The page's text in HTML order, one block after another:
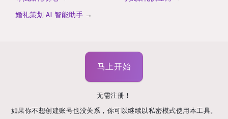
婚礼策划 AI 智能助手 →
马上开始
无需注册！
如果你不想创建账号也没关系，你可以继续以私密模式使用本工具。